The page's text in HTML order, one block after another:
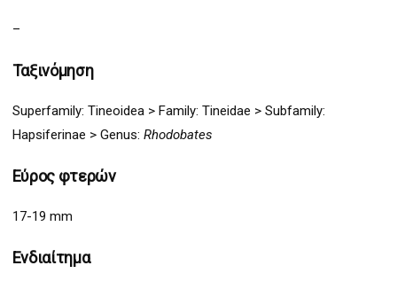
–
Ταξινόμηση
Superfamily: Tineoidea > Family: Tineidae > Subfamily:
Hapsiferinae > Genus: Rhodobates
Εύρος φτερών
17-19 mm
Ενδιαίτημα